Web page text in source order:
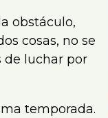
obstáculo,
cosas, no se
de luchar por
temporada.